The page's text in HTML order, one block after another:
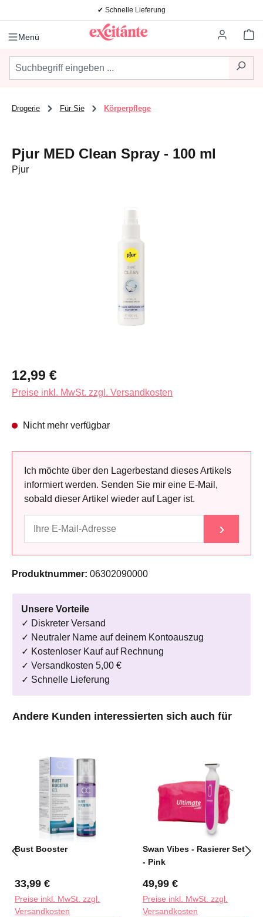
Zum Hauptinhalt springen✔ Schnelle Lieferung
Menü
Drogerie Für Sie Körperpflege
Pjur MED Clean Spray - 100 ml
Pjur
Regulärer Preis:
12,99 €
Preise inkl. MwSt. zzgl. Versandkosten
Nicht mehr verfügbar
Ich möchte über den Lagerbestand dieses Artikels
informiert werden. Senden Sie mir eine E-Mail,
sobald dieser Artikel wieder auf Lager ist.
›
Produktnummer: 06302090000
Unsere Vorteile
✓ Diskreter Versand
✓ Neutraler Name auf deinem Kontoauszug
✓ Kostenloser Kauf auf Rechnung
✓ Versandkosten 5,00 €
✓ Schnelle Lieferung
Produktgalerie überspringen
Andere Kunden interessierten sich auch für
Bust Booster
Regulärer Preis:
33,99 €
Preise inkl. MwSt. zzgl.
Versandkosten
Swan Vibes - Rasierer Set
- Pink
Regulärer Preis:
49,99 €
Preise inkl. MwSt. zzgl.
Versandkosten